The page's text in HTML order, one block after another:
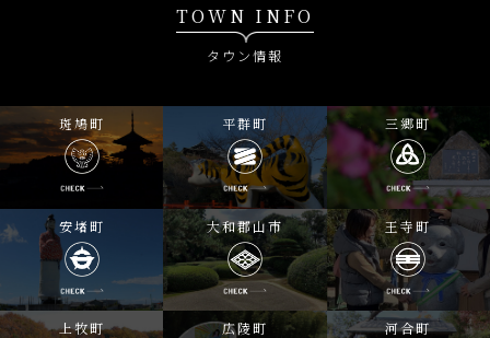
TOWN INFO
タウン情報
斑鳩町 平群町 三郷町
安堵町 大和郡山市 王寺町
上牧町 広陵町 河合町